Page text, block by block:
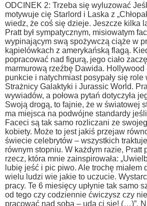
ODCINEK 2: Trzeba się wyluzować
motywuje cię Starlord i Laska z
wiedz, że coś się dzieje. Jeszcze kilka
Pratt był sympatycznym, misiowatym
wypinającym swą spożywczą ciąże w
kąpielówkach z amerykańską flagą.
popracować nad figurą, jego ciało
marmurową rzeźbę Dawida. Hollywood
punkcie i natychmiast posypały się
Strażnicy Galaktyki i Jurassic World.
wywiadów, a połowa pytań dotyczyła
Swoją drogą, to fajnie, że w światowej
ma miejsca na podwójne standardy
Faceci są tak samo rozliczani ze
kobiety. Może to jest jakiś przejaw
świecie celebrytów – wszystkich
równym stopniu. W każdym razie, Pratt
rzecz, która mnie zainspirowała:
lubię jeść i pic piwo. Ale trochę miałem
wielu ludzi wie jakie to uczucie.
pracy. Te 6 miesięcy upłynie tak samo
od tego czy codziennie ćwiczysz czy
pracować nad sobą – uda ci się! (…)”.